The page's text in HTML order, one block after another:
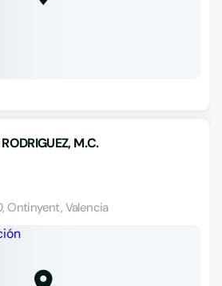
M.C.
Ontinyent, Valencia